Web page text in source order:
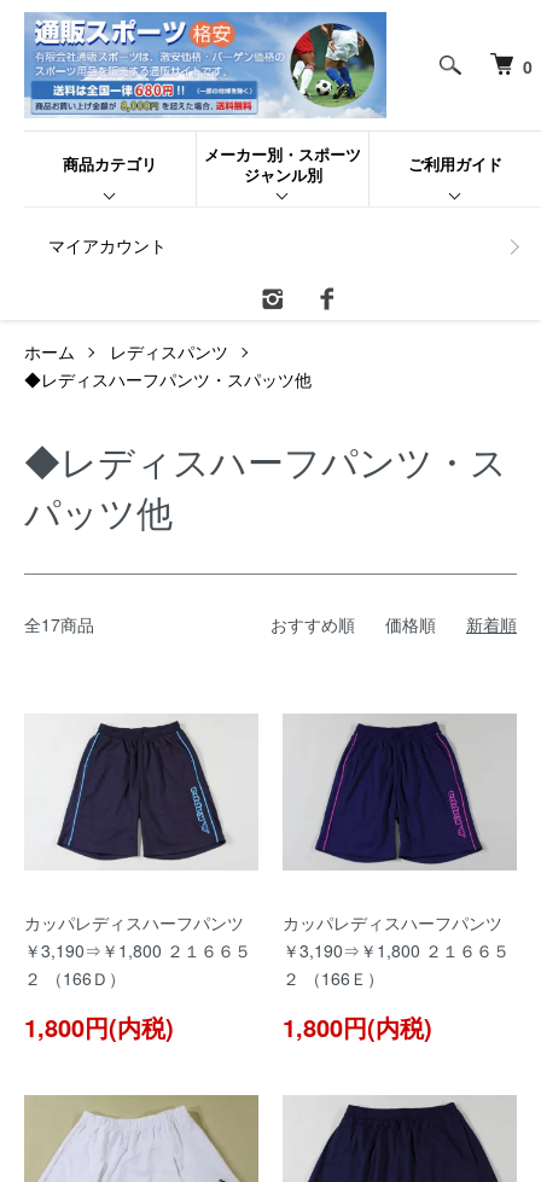
0
商品カテゴリ
メーカー別・スポーツ
ジャンル別
ご利用ガイド
マイアカウント
ホーム
レディスパンツ
◆レディスハーフパンツ・スパッツ他
◆レディスハーフパンツ・ス
パッツ他
全17商品 おすすめ順 価格順 新着順
カッパレディスハーフパンツ
￥3,190⇒￥1,800 ２１６６５
２ （166Ｄ）
1,800円(内税)
カッパレディスハーフパンツ
￥3,190⇒￥1,800 ２１６６５
２ （166Ｅ）
1,800円(内税)